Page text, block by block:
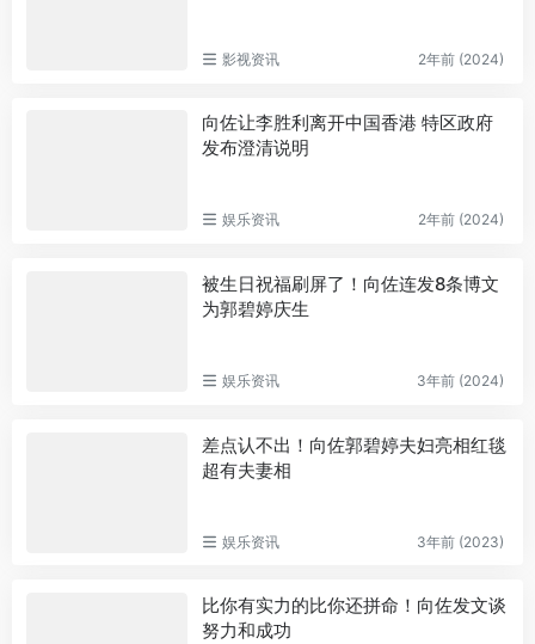
影视资讯 2年前 (2024)
向佐让李胜利离开中国香港 特区政府
发布澄清说明
娱乐资讯 2年前 (2024)
被生日祝福刷屏了！向佐连发8条博文
为郭碧婷庆生
娱乐资讯 3年前 (2024)
差点认不出！向佐郭碧婷夫妇亮相红毯
超有夫妻相
娱乐资讯 3年前 (2023)
比你有实力的比你还拼命！向佐发文谈
努力和成功